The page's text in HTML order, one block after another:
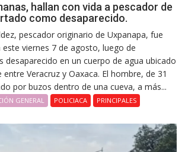
hallan con vida a pescador de
como desaparecido.
pescador originario de Uxpanapa, fue
viernes 7 de agosto, luego de
desaparecido en un cuerpo de agua ubicado
Veracruz y Oaxaca. El hombre, de 31
por buzos dentro de una cueva, a más...
GENERAL POLICIACA PRINCIPALES